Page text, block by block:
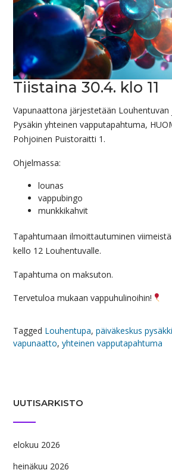
Tiistaina 30.4. klo 11
Vapunaattona järjestetään Louhentuvan
Pysäkin yhteinen vapputapahtuma,
Pohjoinen Puistoraitti 1.
Ohjelmassa:
lounas
vappubingo
munkkikahvit
Tapahtumaan ilmoittautuminen
kello 12 Louhentuvalle.
Tapahtuma on maksuton.
Tervetuloa mukaan vappuhulinoihin!
Tagged Louhentupa, päiväkeskus pysäkki
vapunaatto, yhteinen vapputapahtuma
UUTISARKISTO
elokuu 2026
heinäkuu 2026